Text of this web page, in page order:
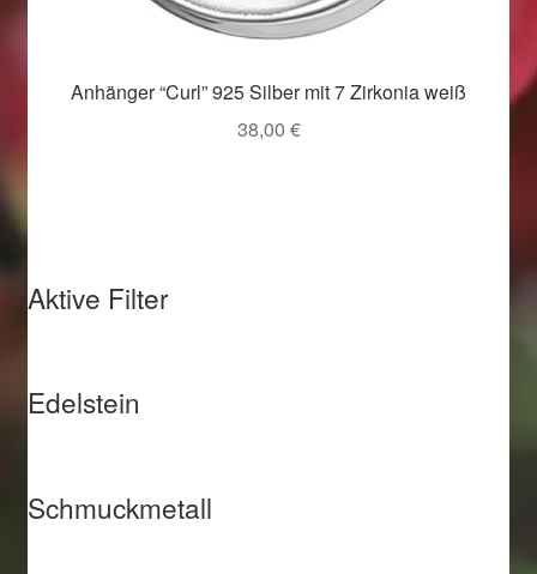
Weihnachtsangebote 2021
Widerrufsrecht
Anhänger “Curl” 925 Silber mit 7 Zirkonia weiß
38,00 €
Aktive Filter
Edelstein
Schmuckmetall